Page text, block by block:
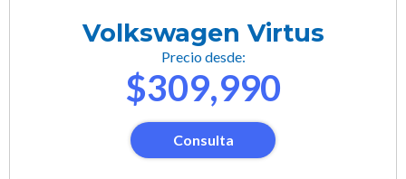
Volkswagen Virtus
Precio desde:
$309,990
Consulta